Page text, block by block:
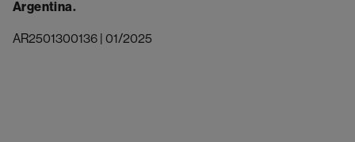
Argentina.
AR2501300136 | 01/2025